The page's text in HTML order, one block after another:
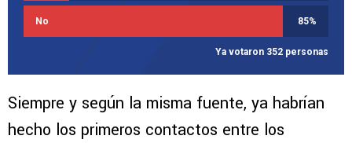
No 85%
Ya votaron 352 personas
Siempre y según la misma fuente, ya habrían
hecho los primeros contactos entre los